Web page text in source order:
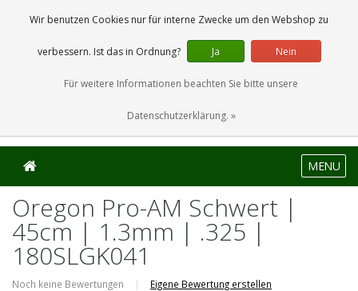
0 Artikel
MENU
Oregon Pro-AM Schwert |
45cm | 1.3mm | .325 |
180SLGK041
Noch keine Bewertungen | Eigene Bewertung erstellen
Wir benutzen Cookies nur für interne Zwecke um den Webshop zu
verbessern. Ist das in Ordnung? Ja Nein
Für weitere Informationen beachten Sie bitte unsere
Datenschutzerklärung. »